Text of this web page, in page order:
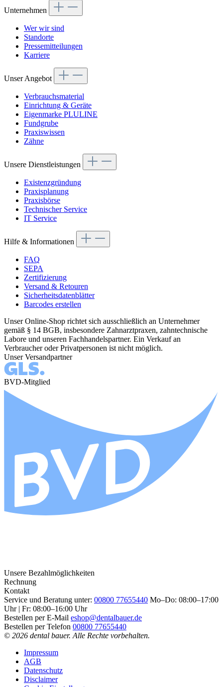
Unternehmen
Wer wir sind
Standorte
Pressemitteilungen
Karriere
Unser Angebot
Verbrauchsmaterial
Einrichtung & Geräte
Eigenmarke PLULINE
Fundgrube
Praxiswissen
Zähne
Unsere Dienstleistungen
Existenzgründung
Praxisplanung
Praxisbörse
Technischer Service
IT Service
Hilfe & Informationen
FAQ
SEPA
Zertifizierung
Versand & Retouren
Sicherheitsdatenblätter
Barcodes erstellen
Unser Online-Shop richtet sich ausschließlich an Unternehmer
gemäß § 14 BGB, insbesondere Zahnarztpraxen, zahntechnische
Labore und unseren Fachhandelspartner. Ein Verkauf an
Verbraucher oder Privatpersonen ist nicht möglich.
Unser Versandpartner
BVD-Mitglied
Unsere Bezahlmöglichkeiten
Rechnung
Kontakt
Service und Beratung unter: 00800 77655440 Mo–Do: 08:00–17:00
Uhr | Fr: 08:00–16:00 Uhr
Bestellen per E-Mail eshop@dentalbauer.de
Bestellen per Telefon 00800 77655440
© 2026 dental bauer. Alle Rechte vorbehalten.
Impressum
AGB
Datenschutz
Disclaimer